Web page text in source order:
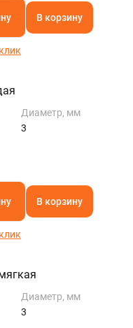
В корзину
Диаметр, мм
3
В корзину
Диаметр, мм
3